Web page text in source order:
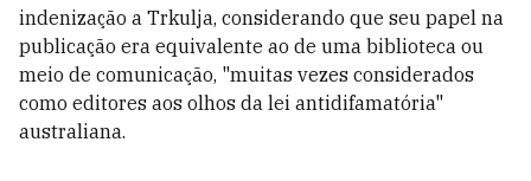
indenização a Trkulja, considerando que seu papel na
publicação era equivalente ao de uma biblioteca ou
meio de comunicação, "muitas vezes considerados
como editores aos olhos da lei antidifamatória"
australiana.